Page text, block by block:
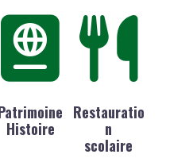
Histoire
Restauratio
n
scolaire